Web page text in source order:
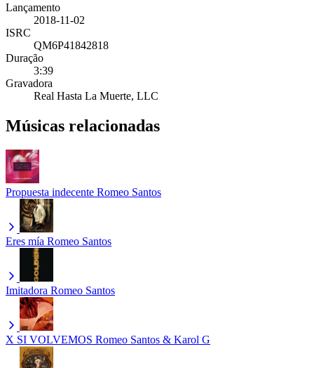
Lançamento
2018-11-02
ISRC
QM6P41842818
Duração
3:39
Gravadora
Real Hasta La Muerte, LLC
Músicas relacionadas
Propuesta indecente Romeo Santos
Eres mía Romeo Santos
Imitadora Romeo Santos
X SI VOLVEMOS Romeo Santos & Karol G